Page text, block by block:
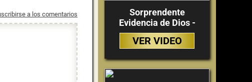
a los comentarios
Sorprendente
Evidencia de Dios -
VER VIDEO